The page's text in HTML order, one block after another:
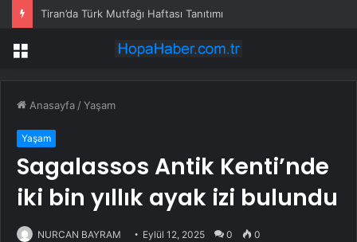
Tiran’da Türk Mutfağı Haftası Tanıtımı
Menü
Anasayfa /Yaşam
Yaşam
Sagalassos Antik Kenti’nde
iki bin yıllık ayak izi bulundu
NURCAN BAYRAM Eylül 12, 2025 0 0